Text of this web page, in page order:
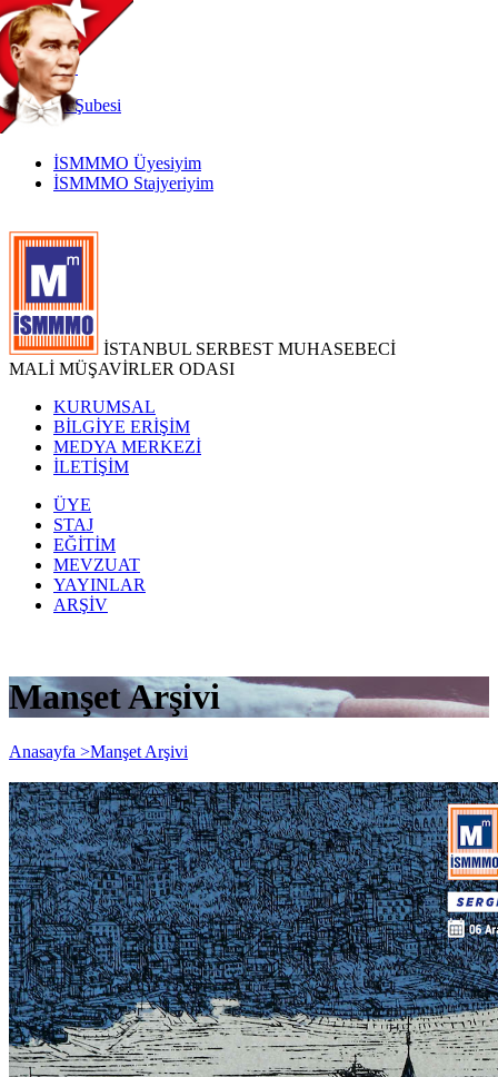
TR
|
EN
İnternetŞubesi
İSMMMO Üyesiyim
İSMMMO Stajyeriyim
İSTANBUL SERBEST MUHASEBECİ
MALİ MÜŞAVİRLER ODASI
KURUMSAL
BİLGİYE ERİŞİM
MEDYA MERKEZİ
İLETİŞİM
ÜYE
STAJ
EĞİTİM
MEVZUAT
YAYINLAR
ARŞİV
Manşet Arşivi
Anasayfa >Manşet Arşivi
Devrim Erbil Baskı Sergisi
Yayın Tarihi: 4 Aralık 2019